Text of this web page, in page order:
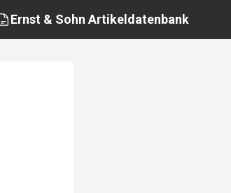
Ernst & Sohn Artikeldatenbank